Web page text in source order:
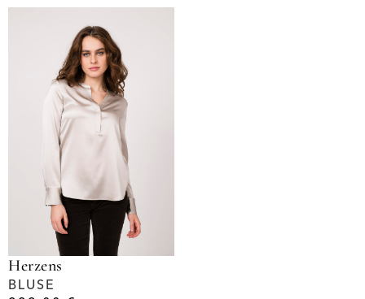
Herzens
BLUSE